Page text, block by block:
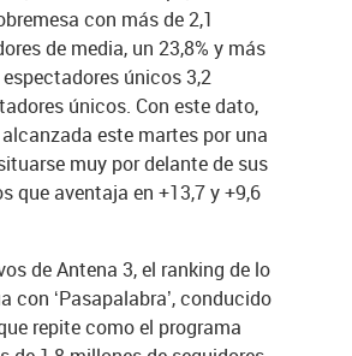
con más de 2,1
de media, un 23,8% y más
únicos 3,2
únicos. Con este dato,
este martes por una
muy por delante de sus
que aventaja en +13,7 y +9,6
de Antena 3, el ranking de lo
con ‘Pasapalabra’, conducido
repite como el programa